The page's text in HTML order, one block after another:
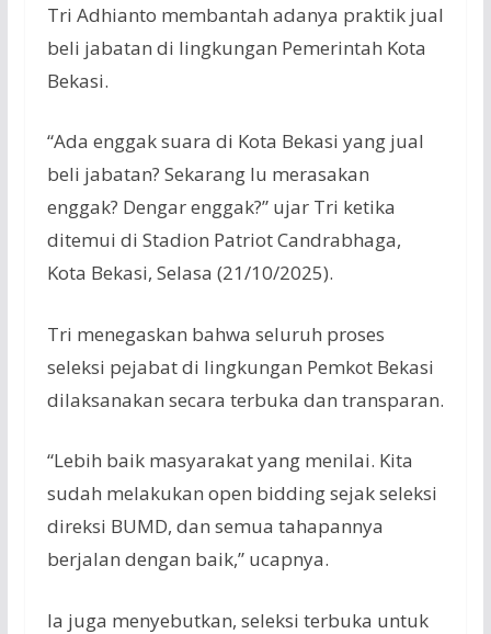
Tri Adhianto membantah adanya praktik jual
beli jabatan di lingkungan Pemerintah Kota
Bekasi.
“Ada enggaksuara di Kota Bekasi yang jual
beli jabatan? Sekarang lu merasakan
enggak? Dengarenggak?” ujarTri ketika
ditemui di Stadion PatriotCandrabhaga,
Kota Bekasi, Selasa (21/10/2025).
Tri menegaskan bahwa seluruh proses
seleksi pejabatdi lingkungan PemkotBekasi
dilaksanakan secara terbuka dan transparan.
“Lebih baik masyarakatyang menilai. Kita
sudah melakukan open biddingsejakseleksi
direksi BUMD, dan semua tahapannya
berjalan dengan baik,” ucapnya.
Ia juga menyebutkan, seleksi terbuka untuk